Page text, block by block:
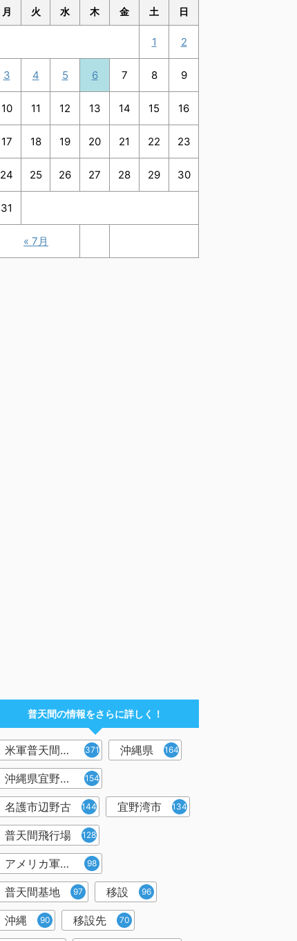
月 火 水 木 金 土 日
« 7月
1 2
3 4 5 6 7 8 9
10 11 12 13 14 15 16
17 18 19 20 21 22 23
24 25 26 27 28 29 30
31
普天間の情報をさらに詳しく！
米軍普天間飛行場 371 沖縄県 164
沖縄県宜野湾市 154
名護市辺野古 144 宜野湾市 134
普天間飛行場 128
アメリカ軍普天間基地 98
普天間基地 97 移設 96
沖縄 90 移設先 70